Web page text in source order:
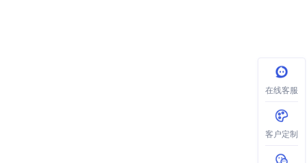
在线客服
客户定制